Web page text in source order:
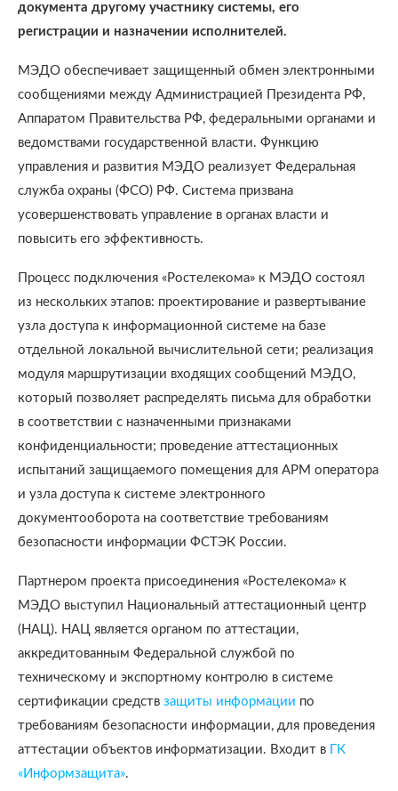
документа другому участнику системы, его
регистрации и назначении исполнителей.
МЭДО обеспечивает защищенный обмен электронными
сообщениями между Администрацией Президента РФ,
Аппаратом Правительства РФ, федеральными органами и
ведомствами государственной власти. Функцию
управления и развития МЭДО реализует Федеральная
служба охраны (ФСО) РФ. Система призвана
усовершенствовать управление в органах власти и
повысить его эффективность.
Процесс подключения «Ростелекома» к МЭДО состоял
из нескольких этапов: проектирование и развертывание
узла доступа к информационной системе на базе
отдельной локальной вычислительной сети; реализация
модуля маршрутизации входящих сообщений МЭДО,
который позволяет распределять письма для обработки
в соответствии с назначенными признаками
конфиденциальности; проведение аттестационных
испытаний защищаемого помещения для АРМ оператора
и узла доступа к системе электронного
документооборота на соответствие требованиям
безопасности информации ФСТЭК России.
Партнером проекта присоединения «Ростелекома» к
МЭДО выступил Национальный аттестационный центр
(НАЦ). НАЦ является органом по аттестации,
аккредитованным Федеральной службой по
техническому и экспортному контролю в системе
сертификации средств защиты информации по
требованиям безопасности информации, для проведения
аттестации объектов информатизации. Входит в
ГК
«Информзащита».